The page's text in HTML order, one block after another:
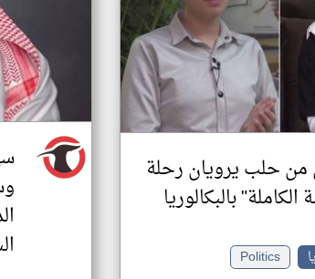
من حلب يرويان رحلة
الكاملة" بالبكالوريا
Politics